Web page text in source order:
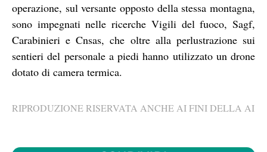
operazione, sul versante opposto della stessa montagna,
sono impegnati nelle ricerche Vigili del fuoco, Sagf,
Carabinieri e Cnsas, che oltre alla perlustrazione sui
sentieri del personale a piedi hanno utilizzato un drone
dotato di camera termica.
RIPRODUZIONE RISERVATA ANCHE AI FINI DELLA AI